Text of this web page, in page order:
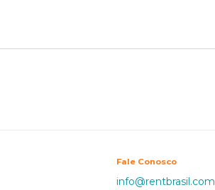
Fale Conosco
info@rentbrasil.com